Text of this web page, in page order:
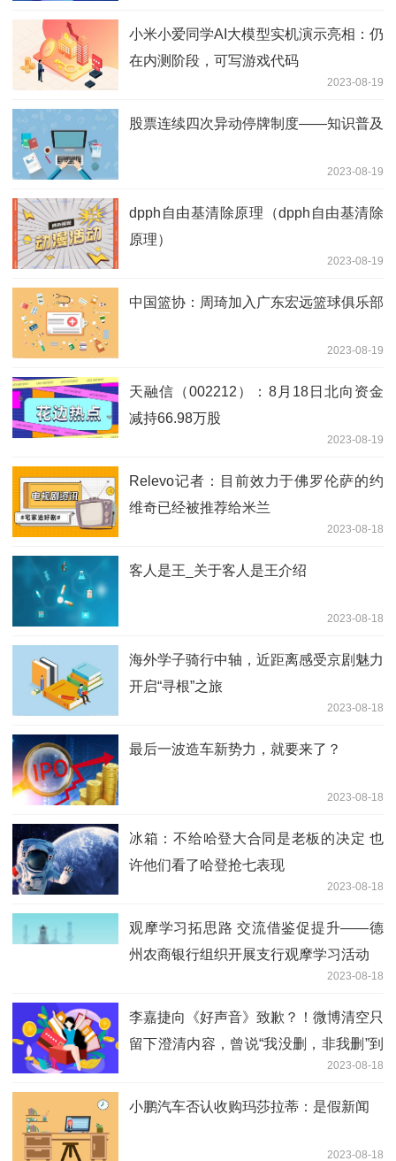
小米小爱同学AI大模型实机演示亮相：仍
在内测阶段，可写游戏代码
2023-08-19
股票连续四次异动停牌制度——知识普及
2023-08-19
dpph自由基清除原理（dpph自由基清除
原理）
2023-08-19
中国篮协：周琦加入广东宏远篮球俱乐部
2023-08-19
天融信（002212）：8月18日北向资金
减持66.98万股
2023-08-19
Relevo记者：目前效力于佛罗伦萨的约
维奇已经被推荐给米兰
2023-08-18
客人是王_关于客人是王介绍
2023-08-18
海外学子骑行中轴，近距离感受京剧魅力
开启“寻根”之旅
2023-08-18
最后一波造车新势力，就要来了？
2023-08-18
冰箱：不给哈登大合同是老板的决定 也
许他们看了哈登抢七表现
2023-08-18
观摩学习拓思路 交流借鉴促提升——德
州农商银行组织开展支行观摩学习活动
2023-08-18
李嘉捷向《好声音》致歉？！微博清空只
留下澄清内容，曾说“我没删，非我删”到
2023-08-18
小鹏汽车否认收购玛莎拉蒂：是假新闻
2023-08-18